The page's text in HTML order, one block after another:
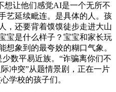
想让他们感觉AI是一个无所不
艺延续毗连。是具体的人。孩
，还要背着馍馍徒步走进大山
宝是什么样子？宝宝和家长玩
想象到的最夸姣的糊口气象。
数平易近族。“诈骗离你们不
冲突”从题情景剧，正在一片
学校的孩子们。